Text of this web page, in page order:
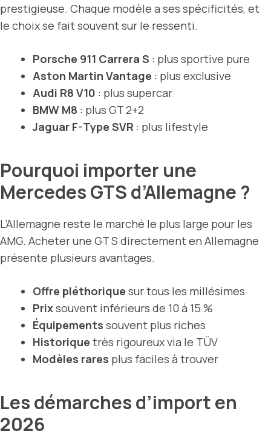
prestigieuse. Chaque modèle a ses spécificités, et
le choix se fait souvent sur le ressenti.
Porsche 911 Carrera S : plus sportive pure
Aston Martin Vantage : plus exclusive
Audi R8 V10 : plus supercar
BMW M8 : plus GT 2+2
Jaguar F-Type SVR : plus lifestyle
Pourquoi importer une
Mercedes GTS d’Allemagne ?
L’Allemagne reste le marché le plus large pour les
AMG. Acheter une GT S directement en Allemagne
présente plusieurs avantages.
Offre pléthorique sur tous les millésimes
Prixsouvent inférieurs de 10 à 15 %
Équipements souvent plus riches
Historique très rigoureux via le TÜV
Modèles rares plus faciles à trouver
Les démarches d’import en
2026